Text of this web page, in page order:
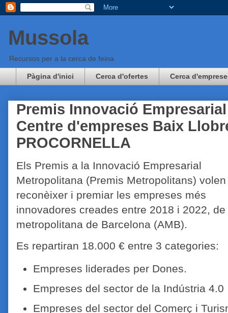
Mussola
Recursos per a la cerca de feina
Pàgina d'inici Cerca d'ofertes Cerca
Premis Innovació
Centre d'empreses Baix
PROCORNELLA
Els Premis a la Innovació Empresarial
Metropolitana (Premis Metropolitans) volen
reconèixer i premiar les empreses més
innovadores creades entre 2018 i 2022, de
metropolitana de Barcelona (AMB).
Es repartiran 18.000 € entre 3 categories:
Empreses liderades per Dones.
Empreses del sector de la Indústria 4.0
Empreses del sector del Comerç i